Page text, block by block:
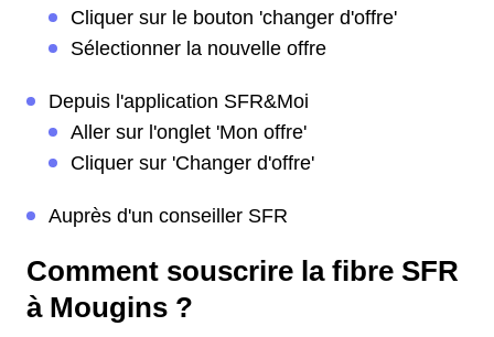
Cliquer sur le bouton 'changer d'offre'
Sélectionner la nouvelle offre
Depuis l'application SFR&Moi
Aller sur l'onglet 'Mon offre'
Cliquer sur 'Changer d'offre'
Auprès d'un conseiller SFR
Comment souscrire la fibre SFR
à Mougins ?